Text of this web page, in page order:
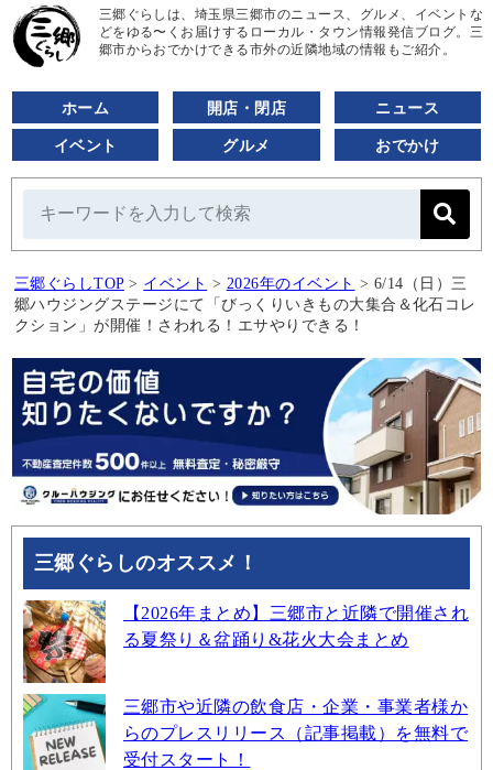
三郷ぐらしは、埼玉県三郷市のニュース、グルメ、イベントな
どをゆる〜くお届けするローカル・タウン情報発信ブログ。三
郷市からおでかけできる市外の近隣地域の情報もご紹介。
ホーム 開店・閉店 ニュース
イベント グルメ おでかけ
三郷ぐらしTOP > イベント > 2026年のイベント > 6/14（日）三
郷ハウジングステージにて「びっくりいきもの大集合＆化石コレ
クション」が開催！さわれる！エサやりできる！
三郷ぐらしのオススメ！
【2026年まとめ】三郷市と近隣で開催され
る夏祭り＆盆踊り&花火大会まとめ
三郷市や近隣の飲食店・企業・事業者様か
らのプレスリリース（記事掲載）を無料で
受付スタート！